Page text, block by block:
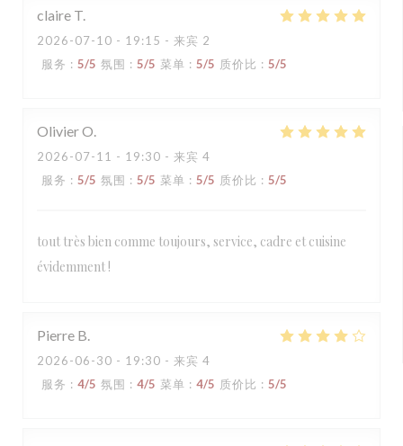
claire T
2026-07-10 - 19:15 - 来宾 2
服务 : 5/5 氛围 : 5/5 菜单 : 5/5 质价比 : 5/5
OlivierO
2026-07-11 - 19:30 - 来宾 4
服务 : 5/5 氛围 : 5/5 菜单 : 5/5 质价比 : 5/5
tout très bien comme toujours, service, cadre et cuisine
évidemment !
Pierre B
2026-06-30 - 19:30 - 来宾 4
服务 : 4/5 氛围 : 4/5 菜单 : 4/5 质价比 : 5/5